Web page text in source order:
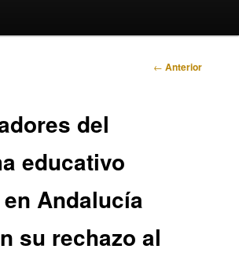
Navegación
← Anterior
del
educativo
Andalucía
su rechazo al